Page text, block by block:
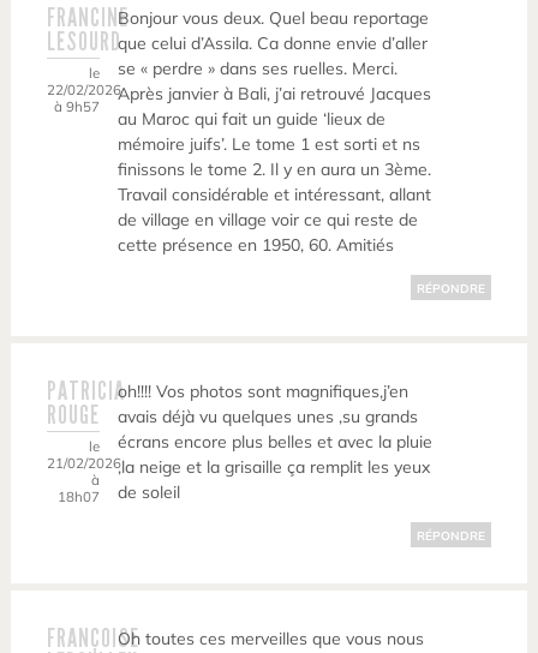
FRANCINE
LESOURD
le
22/02/2026
à 9h57
Bonjour vous deux. Quel beau reportage
que celui d’Assila. Ca donne envie d’aller
se « perdre » dans ses ruelles. Merci.
Après janvier à Bali, j’ai retrouvé Jacques
au Maroc qui fait un guide ‘lieux de
mémoire juifs’. Le tome 1 est sorti et ns
finissons le tome 2. Il y en aura un 3ème.
Travail considérable et intéressant, allant
de village en village voir ce qui reste de
cette présence en 1950, 60. Amitiés
RÉPONDRE
PATRICIA
ROUGE
le
21/02/2026
à
18h07
oh!!!! Vos photos sont magnifiques,j’en
avais déjà vu quelques unes ,su grands
écrans encore plus belles et avec la pluie
,la neige et la grisaille ça remplit les yeux
de soleil
RÉPONDRE
FRANÇOISEOh toutes ces merveilles que vous nous